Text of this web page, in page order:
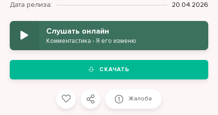
Дата релиза:
20.04.2026
Слушать онлайн
Комментастика - Я его изменю
СКАЧАТЬ
Жалоба